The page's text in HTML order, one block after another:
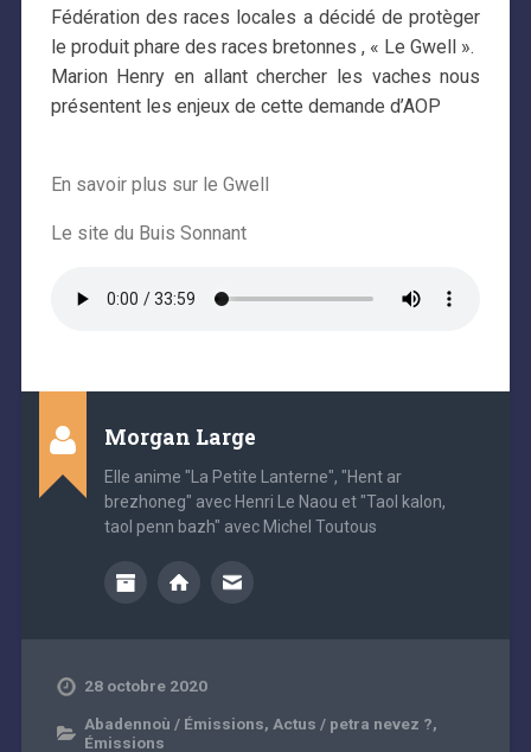
Fédération des races locales a décidé de protèger
le produit phare des races bretonnes , « Le Gwell ».
Marion Henry en allant chercher les vaches nous
présentent les enjeux de cette demande d’AOP
En savoir plus sur le Gwell
Le site du Buis Sonnant
Morgan Large
Elle anime "La Petite Lanterne", "Hent ar
brezhoneg" avec Henri Le Naou et "Taol kalon,
taol penn bazh" avec Michel Toutous
28 octobre 2020
Abadennoù / Émissions, Actus / petra nevez ?,
Émissions